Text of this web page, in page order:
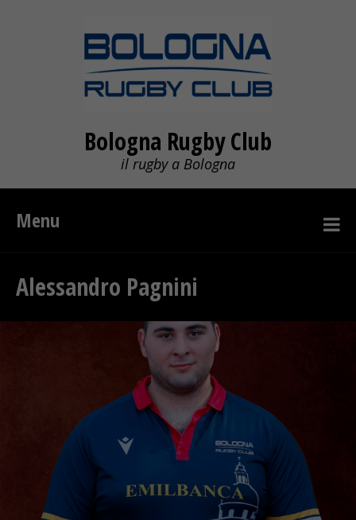
Bologna Rugby Club
il rugby a Bologna
Menu
Alessandro Pagnini